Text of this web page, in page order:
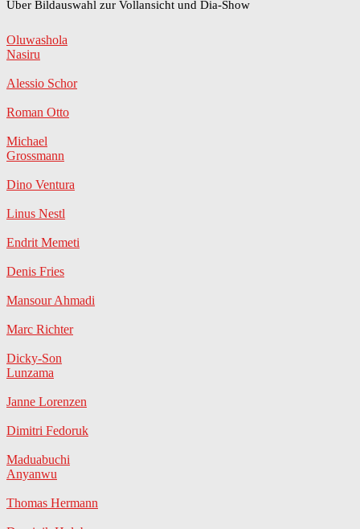
Über Bildauswahl zur Vollansicht und Dia-Show
Oluwashola
Nasiru
Alessio Schor
Roman Otto
Michael
Grossmann
Dino Ventura
Linus Nestl
Endrit Memeti
Denis Fries
Mansour Ahmadi
Marc Richter
Dicky-Son
Lunzama
Janne Lorenzen
Dimitri Fedoruk
Maduabuchi
Anyanwu
Thomas Hermann